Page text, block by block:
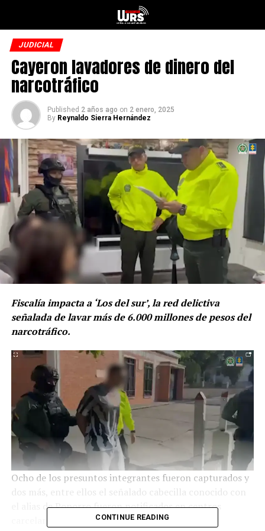
JUDICIAL
Cayeron lavadores de dinero del
narcotráfico
Published 2 años ago on 2 enero, 2025
By Reynaldo Sierra Hernández
Fiscalía impacta a ‘Los del sur’, la red delictiva
señalada de lavar más de 6.000 millones de pesos del
narcotráfico.
Ocho de los presuntos integrantes fueron capturados y
dos más, entre ellos el señalado cabecilla conocido con
el alias de Poporro fueron notificados en centros
CONTINUE READING